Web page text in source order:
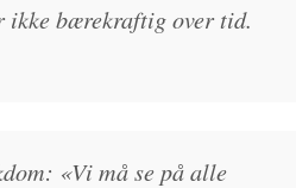
ikke bærekraftig over tid.
«Vi må se på alle